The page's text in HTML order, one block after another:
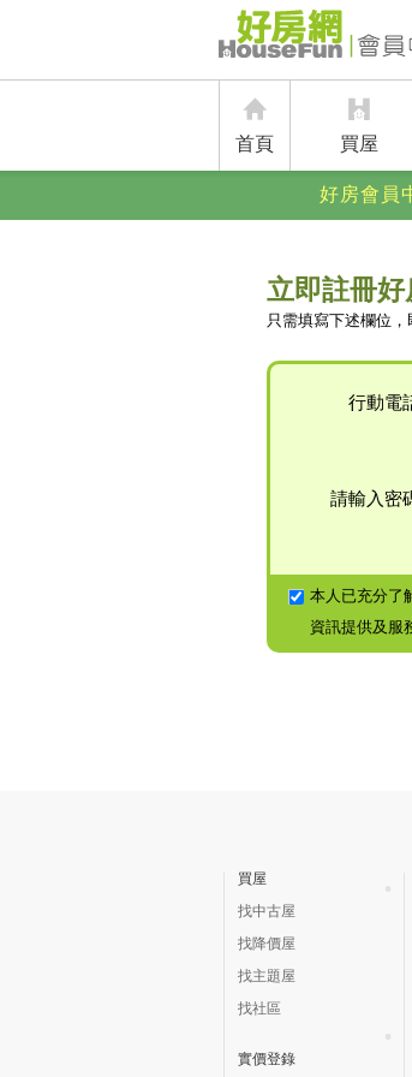
首頁 買屋
好房會員
立即註冊
只需填寫下述欄位
行動電
請輸入密
本人已充分了
資訊提供及服
買屋
找中古屋
找降價屋
找主題屋
找社區
實價登錄